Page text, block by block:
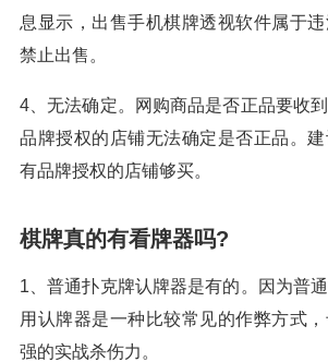
息显示，出售手机棋牌透视软件属于
禁止出售。
4、无法确定。网购商品是否正品要收
品牌授权的店铺无法确定是否正品。
有品牌授权的店铺够买。
棋牌真的有看牌器吗?
1、普通扑克牌认牌器是有的。因为普
用认牌器是一种比较常见的作弊方式
强的实战杀伤力。